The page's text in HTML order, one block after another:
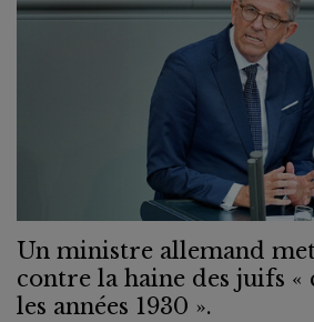
Un ministre allemand
contre la haine des juifs «
les années 1930 ».